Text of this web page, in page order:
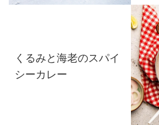
くるみと海老のスパイ
シーカレー